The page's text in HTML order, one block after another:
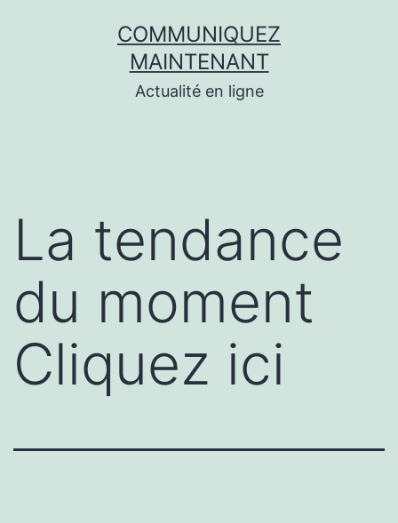
COMMUNIQUEZ
MAINTENANT
Actualité en ligne
La tendance
du moment
Cliquez ici